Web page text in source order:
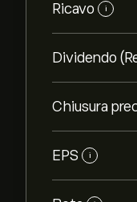
Ricavo i
Dividendo
Chiusura
EPS i